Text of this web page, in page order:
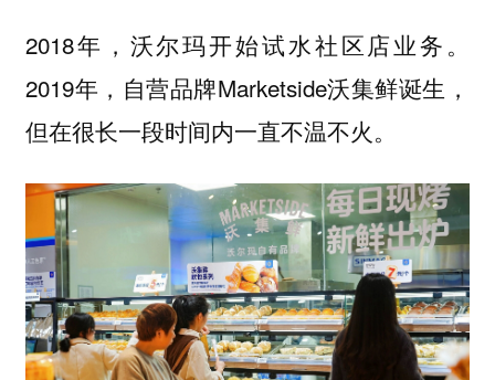
2018年，沃尔玛开始试水社区店业务。
2019年，自营品牌Marketside沃集鲜诞生，
但在很长一段时间内一直不温不火。